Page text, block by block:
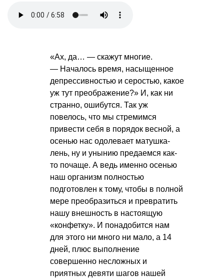
«Ах, да… — скажут многие.
— Началось время, насыщенное
депрессивностью и серостью, какое
уж тут преображение?» И, как ни
странно, ошибутся. Так уж
повелось, что мы стремимся
привести себя в порядок весной, а
осенью нас одолевает матушка-
лень, ну и унынию предаемся как-
то почаще. А ведь именно осенью
наш организм полностью
подготовлен к тому, чтобы в полной
мере преобразиться и превратить
нашу внешность в настоящую
«конфетку». И понадобится нам
для этого ни много ни мало, а 14
дней, плюс выполнение
совершенно несложных и
приятных девяти шагов нашей